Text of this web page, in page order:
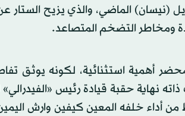
(نيسان) الماضي، والذي يزيح
ومخاطر التضخم المتصاعد.
أهمية استثنائية، لكونه يوثق
أداء خلفه المعين كيفين وارش